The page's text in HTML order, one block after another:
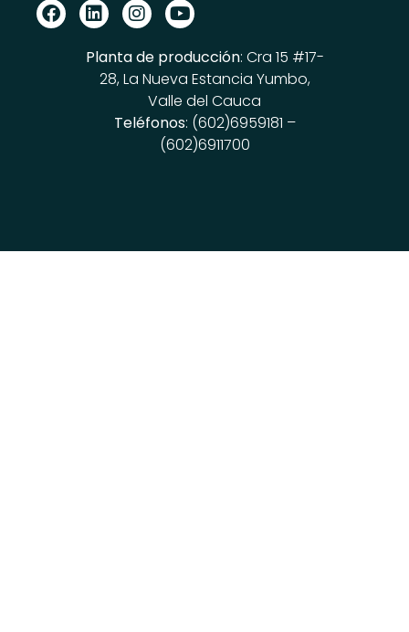
Planta de producción: Cra 15 #17-
28, La Nueva Estancia Yumbo,
Valle del Cauca
Teléfonos: (602)6959181 –
(602)6911700